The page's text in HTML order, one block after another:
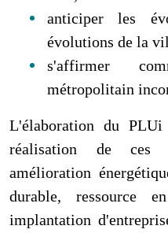
anticiper les
évolutions de la
s'affirmer
métropolitain
L'élaboration du
réalisation de ces
amélioration
durable, ressource
implantation